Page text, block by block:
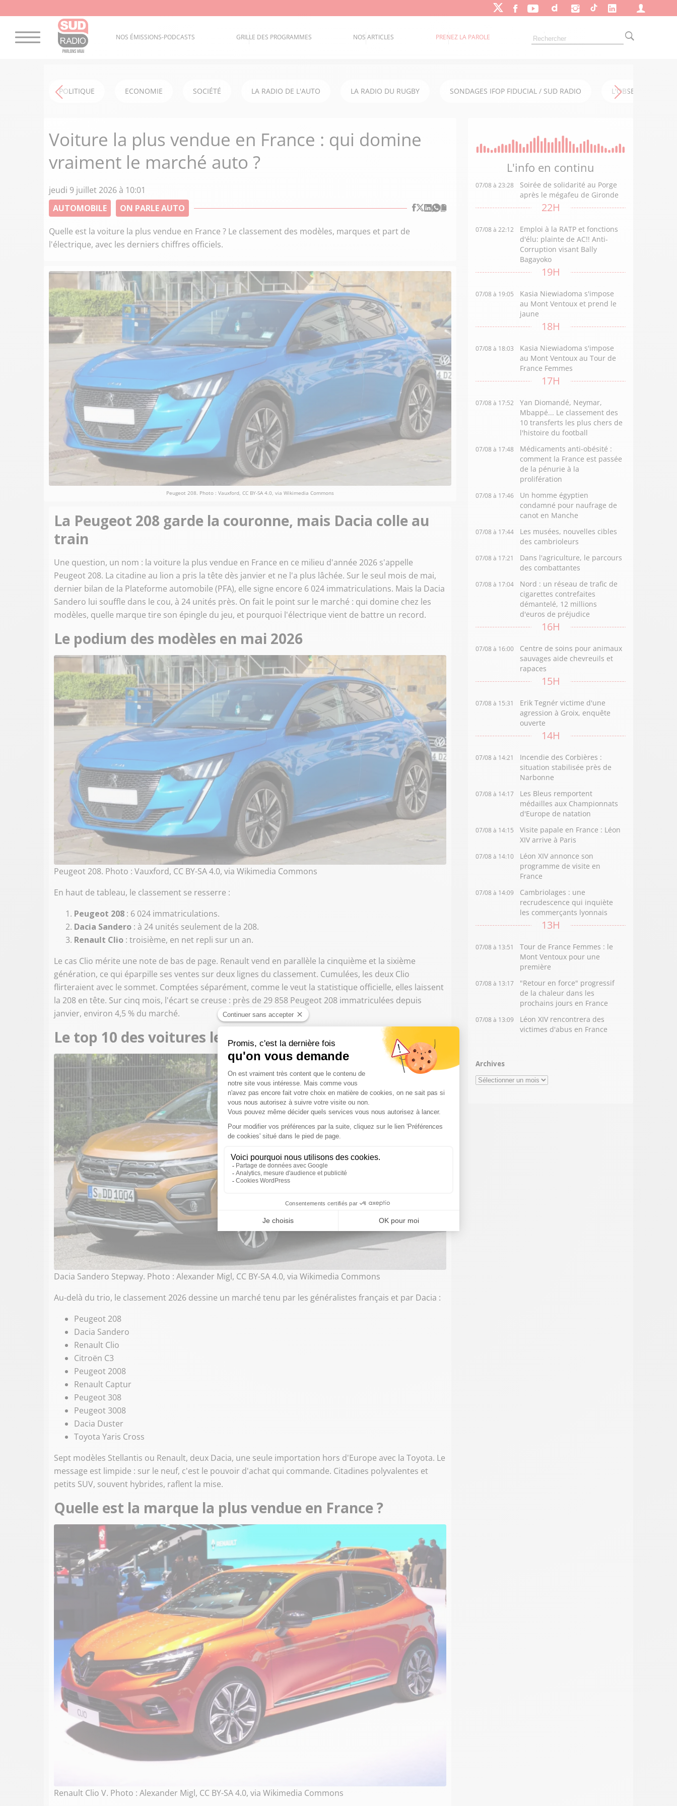
NOS ÉMISSIONS-PODCASTS GRILLE DES PROGRAMMES NOS ARTICLES PRENEZ LA PAROLE
POLITIQUE ECONOMIE SOCIÉTÉ LA RADIO DE L'AUTO LA RADIO DU RUGBY SONDAGES IFOP FIDUCIAL / SUD RADIO L'OBSERVATOIRE
Voiture la plus vendue en France : qui domine
vraiment le marché auto ?
jeudi 9 juillet 2026 à 10:01
AUTOMOBILE
ON PARLE AUTO
Quelle est la voiture la plus vendue en France ? Le classement des modèles, marques et part de
l'électrique, avec les derniers chiffres officiels.
Peugeot 208. Photo : Vauxford, CC BY-SA 4.0, via Wikimedia Commons
La Peugeot 208 garde la couronne, mais Dacia colle au
train
Une question, un nom : la voiture la plus vendue en France en ce milieu d'année 2026 s'appelle
Peugeot 208. La citadine au lion a pris la tête dès janvier et ne l'a plus lâchée. Sur le seul mois de mai,
dernier bilan de la Plateforme automobile (PFA), elle signe encore 6 024 immatriculations. Mais la Dacia
Sandero lui souffle dans le cou, à 24 unités près. On fait le point sur le marché : qui domine chez les
modèles, quelle marque tire son épingle du jeu, et pourquoi l'électrique vient de battre un record.
Le podium des modèles en mai 2026
Peugeot 208. Photo : Vauxford, CC BY-SA 4.0, via Wikimedia Commons
En haut de tableau, le classement se resserre :
Peugeot 208 : 6 024 immatriculations.
Dacia Sandero : à 24 unités seulement de la 208.
Renault Clio : troisième, en net repli sur un an.
Le cas Clio mérite une note de bas de page. Renault vend en parallèle la cinquième et la sixième
génération, ce qui éparpille ses ventes sur deux lignes du classement. Cumulées, les deux Clio
flirteraient avec le sommet. Comptées séparément, comme le veut la statistique officielle, elles laissent
la 208 en tête. Sur cinq mois, l'écart se creuse : près de 29 858 Peugeot 208 immatriculées depuis
janvier, environ 4,5 % du marché.
Le top 10 des voitures les plus vendues
Dacia Sandero Stepway. Photo : Alexander Migl, CC BY-SA 4.0, via Wikimedia Commons
Au-delà du trio, le classement 2026 dessine un marché tenu par les généralistes français et par Dacia :
Peugeot 208
Dacia Sandero
Renault Clio
Citroën C3
Peugeot 2008
Renault Captur
Peugeot 308
Peugeot 3008
Dacia Duster
Toyota Yaris Cross
Sept modèles Stellantis ou Renault, deux Dacia, une seule importation hors d'Europe avec la Toyota. Le
message est limpide : sur le neuf, c'est le pouvoir d'achat qui commande. Citadines polyvalentes et
petits SUV, souvent hybrides, raflent la mise.
Quelle est la marque la plus vendue en France ?
Renault Clio V. Photo : Alexander Migl, CC BY-SA 4.0, via Wikimedia Commons
L'info en continu
07/08 à 23:28
Soirée de solidarité au Porge
après le mégafeu de Gironde
22H
07/08 à 22:12
Emploi à la RATP et fonctions
d'élu: plainte de AC!! Anti-
Corruption visant Bally
Bagayoko
19H
07/08 à 19:05
Kasia Niewiadoma s'impose
au Mont Ventoux et prend le
jaune
18H
07/08 à 18:03
Kasia Niewiadoma s'impose
au Mont Ventoux au Tour de
France Femmes
17H
07/08 à 17:52
Yan Diomandé, Neymar,
Mbappé... Le classement des
10 transferts les plus chers de
l'histoire du football
07/08 à 17:48
Médicaments anti-obésité :
comment la France est passée
de la pénurie à la
prolifération
07/08 à 17:46
Un homme égyptien
condamné pour naufrage de
canot en Manche
07/08 à 17:44
Les musées, nouvelles cibles
des cambrioleurs
07/08 à 17:21
Dans l'agriculture, le parcours
des combattantes
07/08 à 17:04
Nord : un réseau de trafic de
cigarettes contrefaites
démantelé, 12 millions
d'euros de préjudice
16H
07/08 à 16:00
Centre de soins pour animaux
sauvages aide chevreuils et
rapaces
15H
07/08 à 15:31
Erik Tegnér victime d'une
agression à Groix, enquête
ouverte
14H
07/08 à 14:21
Incendie des Corbières :
situation stabilisée près de
Narbonne
07/08 à 14:17
Les Bleus remportent
médailles aux Championnats
d'Europe de natation
07/08 à 14:15
Visite papale en France : Léon
XIV arrive à Paris
07/08 à 14:10
Léon XIV annonce son
programme de visite en
France
07/08 à 14:09
Cambriolages : une
recrudescence qui inquiète
les commerçants lyonnais
13H
07/08 à 13:51
Tour de France Femmes : le
Mont Ventoux pour une
première
07/08 à 13:17
"Retour en force" progressif
de la chaleur dans les
prochains jours en France
07/08 à 13:09
Léon XIV rencontrera des
victimes d'abus en France
Archives
Archives